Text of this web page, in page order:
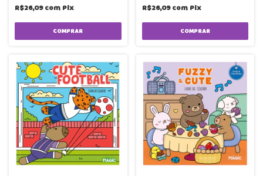
R$26,09com Pix R$26,09com Pix